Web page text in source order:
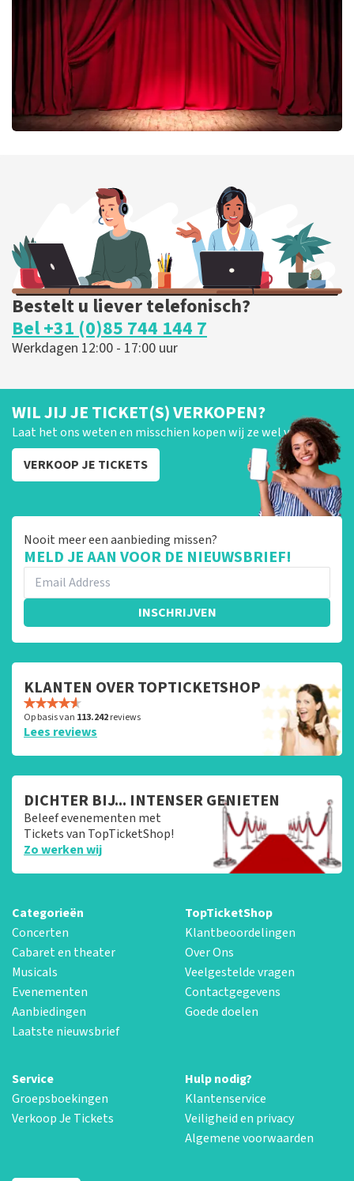
BESTEL NU
BESTEL NU
Bestelt u liever telefonisch?
Bel +31 (0)85 744 144 7
Werkdagen 12:00 - 17:00 uur
WIL JIJ JE TICKET(S) VERKOPEN?
Laat het ons weten en misschien kopen wij ze wel van je!
VERKOOP JE TICKETS
Nooit meer een aanbieding missen?
MELD JE AAN VOOR DE NIEUWSBRIEF!
INSCHRIJVEN
KLANTEN OVER TOPTICKETSHOP
Op basis van 113.242reviews
Lees reviews
DICHTER BIJ... INTENSER GENIETEN
Beleef evenementen met
Tickets van TopTicketShop!
Zo werken wij
Categorieën
Concerten
Cabaret en theater
Musicals
Evenementen
Aanbiedingen
Laatste nieuwsbrief
TopTicketShop
Klantbeoordelingen
Over Ons
Veelgestelde vragen
Contactgegevens
Goede doelen
Service
Groepsboekingen
Verkoop Je Tickets
Hulp nodig?
Klantenservice
Veiligheid en privacy
Algemene voorwaarden